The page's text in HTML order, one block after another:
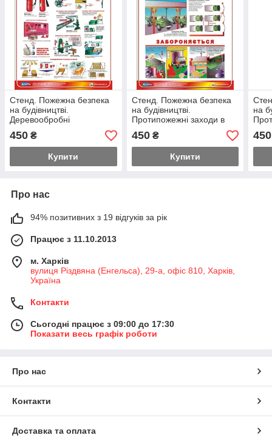
Стенд. Пожежна безпека
на будівництві.
Деревообробні
приміщення. 0,5х0,6.
Пластик
450 ₴
Купити
Стенд. Пожежна безпека
на будівництві.
Протипожежні заходи в
гаражах. 0,5х0,6. Пластик
450₴
Купити
на
450
Про нас
94% позитивних з 19 відгуків за рік
Працює з 11.10.2013
м. Харків
вулиця Різдвяна (Енгельса), 29-а, офіс 810, Харків,
Україна
Контакти
Сьогодні працює з 09:00 до 17:30
Показати весь графік роботи
Про нас
Контакти
Доставка та оплата